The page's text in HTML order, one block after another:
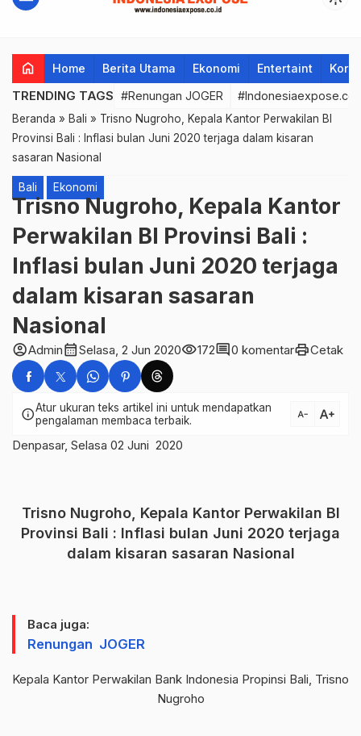
home Home Berita Utama Ekonomi Entertaint
TRENDING TAGS #Renungan JOGER
Beranda » Bali » Trisno Nugroho, Kepala Kantor Perwakilan BI
Provinsi Bali : Inflasi bulan Juni 2020 terjaga dalam kisaran
sasaran Nasional
Bali Ekonomi
Trisno Nugroho, Kepala Kantor
Perwakilan BI Provinsi Bali :
Inflasi bulan Juni 2020 terjaga
dalam kisaran sasaran
Nasional
account_circleAdmincalendar_monthSelasa, 2 Jun 2020visibility172comment0 komentarprintCetak
infoAtur ukuran teks artikel ini untuk mendapatkan
pengalaman membaca terbaik.
text_decrease text_increase
Denpasar, Selasa 02 Juni 2020
Trisno Nugroho, Kepala Kantor Perwakilan BI
Provinsi Bali : Inflasi bulan Juni 2020 terjaga
dalam kisaran sasaran Nasional
Baca juga:
Renungan JOGER
Kepala Kantor Perwakilan Bank Indonesia Propinsi Bali, Trisno
Nugroho